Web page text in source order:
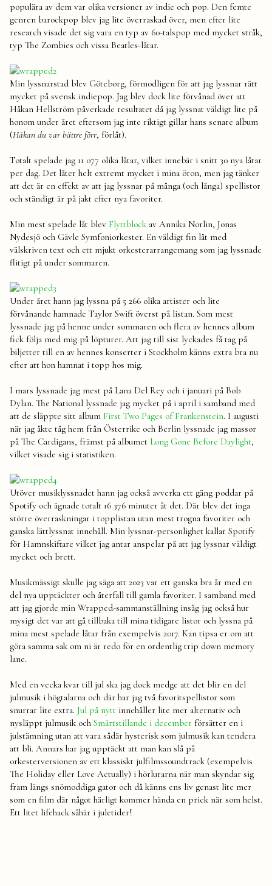
populära av dem var olika versioner av indie och pop. Den femte
genren barockpop blev jag lite överraskad över, men efter lite
research visade det sig vara en typ av 60-talspop med mycket stråk,
typ The Zombies och vissa Beatles-låtar.
Min lyssnarstad blev Göteborg, förmodligen för att jag lyssnar rätt
mycket på svensk indiepop. Jag blev dock lite förvånad över att
Håkan Hellström påverkade resultatet då jag lyssnat väldigt lite på
honom under året eftersom jag inte riktigt gillar hans senare album
(Håkan du var bättre förr, förlåt).
Totalt spelade jag 11 077 olika låtar, vilket innebär i snitt 30 nya låtar
per dag. Det låter helt extremt mycket i mina öron, men jag tänker
att det är en effekt av att jag lyssnar på många (och långa) spellistor
och ständigt är på jakt efter nya favoriter.
Min mest spelade låt blev Flyttblock av Annika Norlin, Jonas
Nydesjö och Gävle Symfoniorkester. En väldigt fin låt med
välskriven text och ett mjukt orkesterarrangemang som jag lyssnade
flitigt på under sommaren.
Under året hann jag lyssna på 5 266 olika artister och lite
förvånande hamnade Taylor Swift överst på listan. Som mest
lyssnade jag på henne under sommaren och flera av hennes album
fick följa med mig på löpturer. Att jag till sist lyckades få tag på
biljetter till en av hennes konserter i Stockholm känns extra bra nu
efter att hon hamnat i topp hos mig.
I mars lyssnade jag mest på Lana Del Rey och i januari på Bob
Dylan. The National lyssnade jag mycket på i april i samband med
att de släppte sitt album First Two Pages of Frankenstein. I augusti
när jag åkte tåg hem från Österrike och Berlin lyssnade jag massor
på The Cardigans, främst på albumet Long Gone Before Daylight,
vilket visade sig i statistiken.
Utöver musiklyssnadet hann jag också avverka ett gäng poddar på
Spotify och ägnade totalt 16 376 minuter åt det. Där blev det inga
större överraskningar i topplistan utan mest trogna favoriter och
ganska lättlyssnat innehåll. Min lyssnar-personlighet kallar Spotify
för Hamnskiftare vilket jag antar anspelar på att jag lyssnar väldigt
mycket och brett.
Musikmässigt skulle jag säga att 2023 var ett ganska bra år med en
del nya upptäckter och återfall till gamla favoriter. I samband med
att jag gjorde min Wrapped-sammanställning insåg jag också hur
mysigt det var att gå tillbaka till mina tidigare listor och lyssna på
mina mest spelade låtar från exempelvis 2017. Kan tipsa er om att
göra samma sak om ni är redo för en ordentlig trip down memory
lane.
Med en vecka kvar till jul ska jag dock medge att det blir en del
julmusik i högtalarna och där har jag två favoritspellistor som
snurrar lite extra. Jul på nytt innehåller lite mer alternativ och
nysläppt julmusik och Smärtstillande i december försätter en i
julstämning utan att vara sådär hysterisk som julmusik kan tendera
att bli. Annars har jag upptäckt att man kan slå på
orkesterversionen av ett klassiskt julfilmssoundtrack (exempelvis
The Holiday eller Love Actually) i hörlurarna när man skyndar sig
fram längs snömoddiga gator och då känns ens liv genast lite mer
som en film där något härligt kommer hända en prick när som helst.
Ett litet lifehack såhär i juletider!